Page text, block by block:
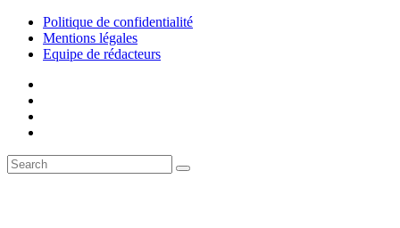
Politique de confidentialité
Mentions légales
Equipe de rédacteurs